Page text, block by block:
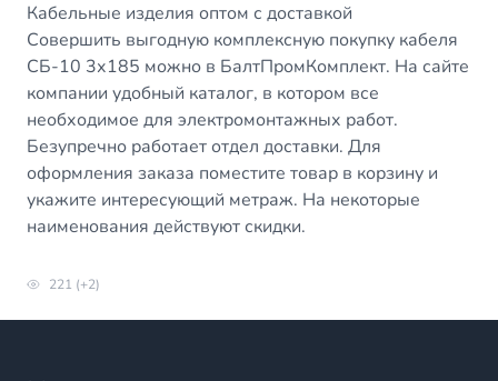
Кабельные изделия оптом с доставкой
Совершить выгодную комплексную покупку кабеля
СБ-10 3х185 можно в БалтПромКомплект. На сайте
компании удобный каталог, в котором все
необходимое для электромонтажных работ.
Безупречно работает отдел доставки. Для
оформления заказа поместите товар в корзину и
укажите интересующий метраж. На некоторые
наименования действуют скидки.
221 (+2)